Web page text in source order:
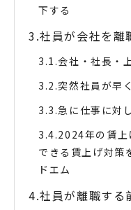
下する
社員が会社を離
会社・社長・
突然社員が早
急に仕事に対
2024年の賃上
できる賃上げ対策
ドエム
社員が離職する